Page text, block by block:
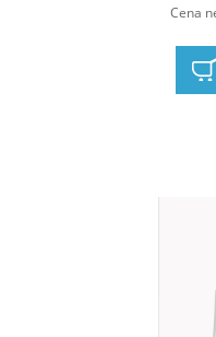
Cena